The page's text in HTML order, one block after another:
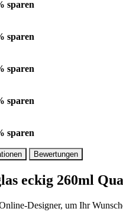
sparen
sparen
sparen
sparen
sparen
Bewertungen
eckig 260ml
Designer, um Ihr